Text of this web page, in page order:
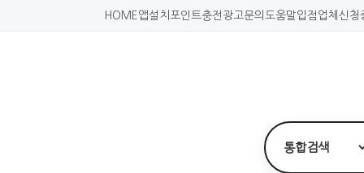
HOME 앱설치 포인트충전 광고문의 도움말입점업체신청